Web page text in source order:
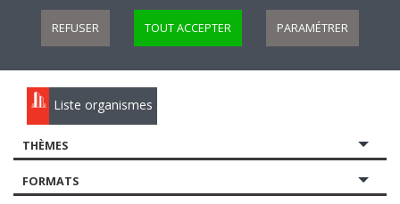
REFUSER TOUT ACCEPTER PARAMÉTRER
Liste organismes
THÈMES
FORMATS